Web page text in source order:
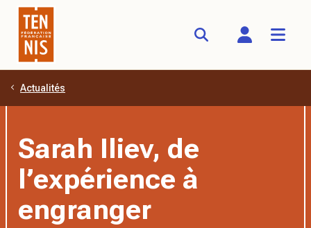
Aller au contenu principal
Actualités
Sarah Iliev, de
l’expérience à
engranger